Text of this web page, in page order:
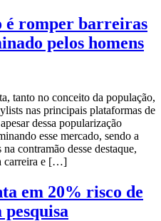
é romper barreiras
pelos homens
tanto no conceito da população,
nas principais plataformas de
dessa popularização
esse mercado, sendo a
contramão desse destaque,
carreira e […]
em 20% risco de